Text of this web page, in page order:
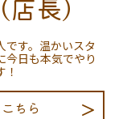
です。温かいスタ
今日も本気でやり
ちら